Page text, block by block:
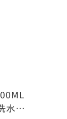
水瓶